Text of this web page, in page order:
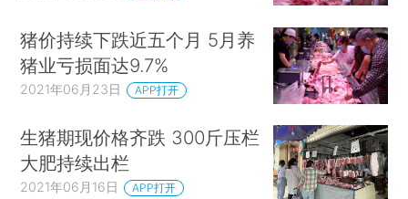
猪价持续下跌近五个月 5月养
猪业亏损面达9.7%
2021年06月23日 APP打开
生猪期现价格齐跌 300斤压栏
大肥持续出栏
2021年06月16日 APP打开